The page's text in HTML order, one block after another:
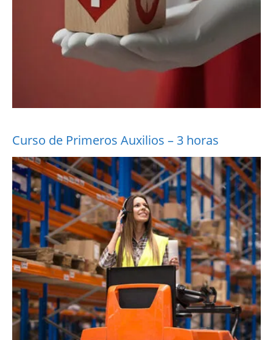
Curso de Primeros Auxilios – 3 horas
More Information